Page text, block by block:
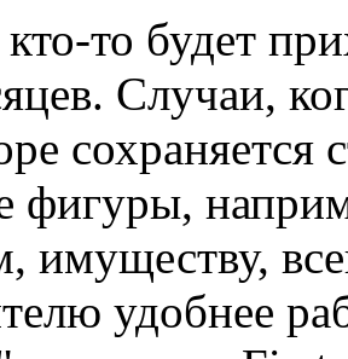
то будет
Случаи,
сохраняется
фигуры,
имуществу,
удобнее